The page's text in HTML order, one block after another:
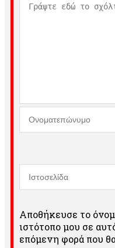
Αποθήκευσε το
ιστότοπο μου σε
επόμενη φορά που